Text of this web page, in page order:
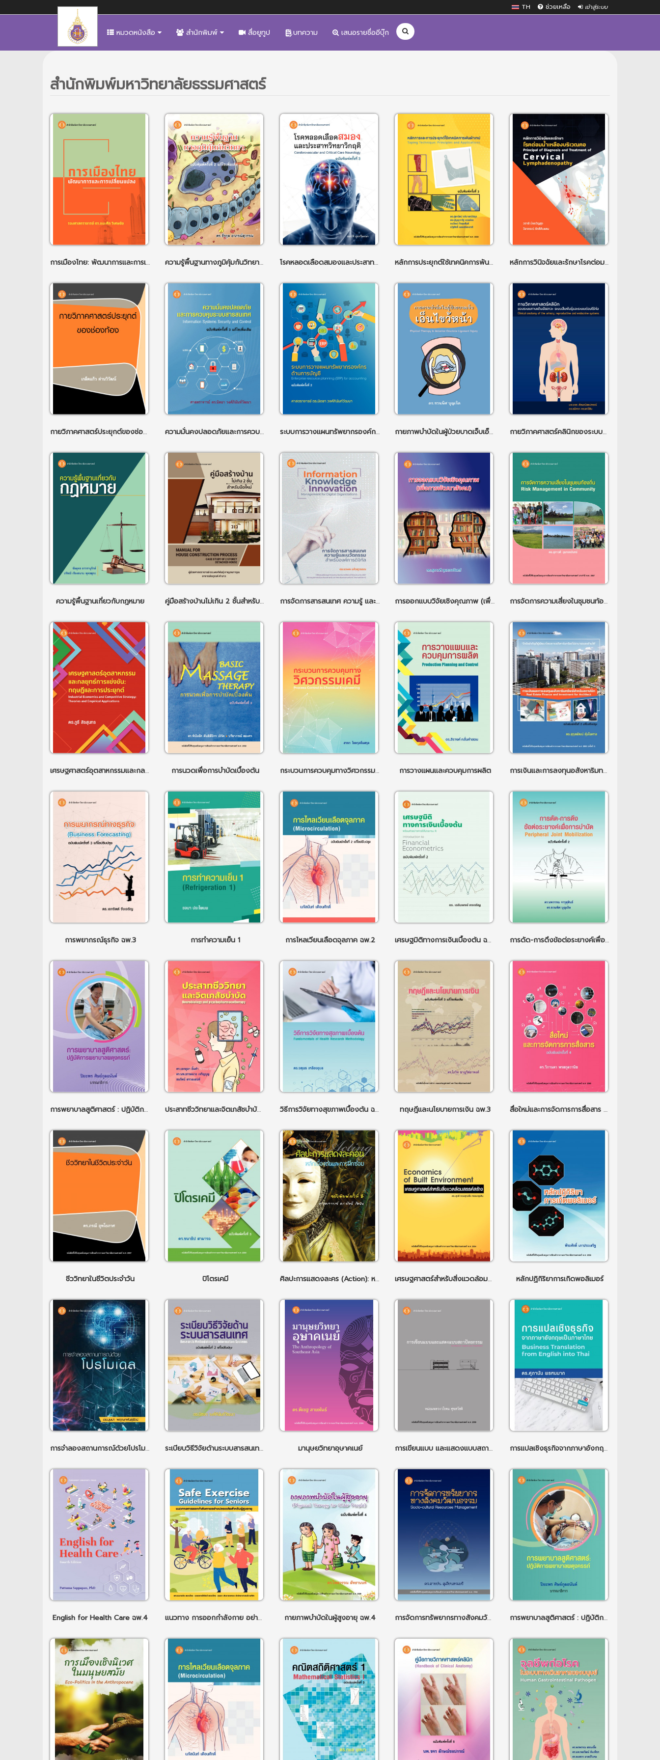
TH ช่วยเหลือ เข้าสู่ระบบ
หมวดหนังสือ สำนักพิมพ์ สื่อยูทูป บทความ เสนอรายชื่ออีบุ๊ก
สำนักพิมพ์มหาวิทยาลัยธรรมศาสตร์
การเมืองไทย: พัฒนาการและการเปลี่ยนแปลง ความรู้พื้นฐานทางภูมิคุ้มกันวิทยา ฉพ.2 โรคหลอดเลือดสมองและประสาทวิทยาวิกฤติ ฉพ.3 หลักการประยุกต์ใช้เทคนิคการพันผ้าเทป ฉพ.3 หลักการวินิจฉัยและรักษาโรคต่อมน้ำเหลืองบริเวณคอ
กายวิภาคศาสตร์ประยุกต์ของช่องท้อง ความมั่นคงปลอดภัยและการควบคุมระบบสารสนเทศ ฉพ.3 ระบบการวางแผนทรัพยากรองค์กรด้านการบัญชี ฉบับพิมพ์ครั้งที่ 2 กายภาพบำบัดในผู้ป่วยบาดเจ็บเอ็นไขว้หน้า กายวิภาคศาสตร์คลินิกของระบบทางเดินปัสสาวะระบบสืบพันธุ์ และระบบต่อมไร้ท่อ
ความรู้พื้นฐานเกี่ยวกับกฎหมาย คู่มือสร้างบ้านไม่เกิน 2 ชั้นสำหรับมือใหม่ การจัดการสารสนเทศ ความรู้ และนวัตกรรม สำหรับองค์กรดิจิทัล การออกแบบวิจัยเชิงคุณภาพ (เพื่อการพัฒนาสังคม) การจัดการความเสี่ยงในชุมชนท้องถิ่น
เศรษฐศาสตร์อุตสาหกรรมและกลยุทธ์การแข่งขัน: ทฤษฎีและการประยุกต์ การนวดเพื่อการบำบัดเบื้องต้น กระบวนการควบคุมทางวิศวกรรมเคมี การวางแผนและควบคุมการผลิต การเงินและการลงทุนอสังหาริมทรัพย์สำหรับสถาปนิก ฉพ.2
การพยากรณ์ธุรกิจ ฉพ.3 การทำความเย็น 1 การไหลเวียนเลือดจุลภาค ฉพ.2 เศรษฐมิติทางการเงินเบื้องต้น ฉพ.2 การดัด-การดึงข้อต่อระยางค์เพื่อการบำบัด ฉพ.2
การพยาบาลสูติศาสตร์ : ปฏิบัติการพยาบาลผดุงครรภ์ ฉพ.7 ประสาทชีววิทยาและจิตเภสัชบำบัด ฉพ.1 วิธีการวิจัยทางสุขภาพเบื้องต้น ฉพ.1 ทฤษฎีและนโยบายการเงิน ฉพ.3 สื่อใหม่และการจัดการการสื่อสาร ฉพ.4
ชีววิทยาในชีวิตประจำวัน ปิโตรเคมี ศิลปะการแสดงละคร (Action): หลักเบื้องต้นและการฝึกซ้อม เศรษฐศาสตร์สำหรับสิ่งแวดล้อมสรรค์สร้าง หลักปฏิกิริยาการเกิดพอลิเมอร์
การจำลองสถานการณ์ด้วยโปรโมเดล ระเบียบวิธีวิจัยด้านระบบสารสนเทศ ฉบับแก้ไขปรับปรุง มานุษยวิทยาอุษาคเนย์ การเขียนแบบ และแสดงแบบสถาปัตยกรรม การแปลเชิงธุรกิจจากภาษาอังกฤษเป็นภาษาไทย
English for Health Care ฉพ.4 แนวทาง การออกกำลังกาย อย่างปลอดภัย สำหรับผู้สูงอายุ ฉพ.1 กายภาพบำบัดในผู้สูงอายุ ฉพ.4 การจัดการทรัพยากรทางสังคมวัฒนธรรม ฉพ.1 การพยาบาลสูติศาสตร์ : ปฏิบัติการพยาบาลผดุงครรภ์ ฉพ.6